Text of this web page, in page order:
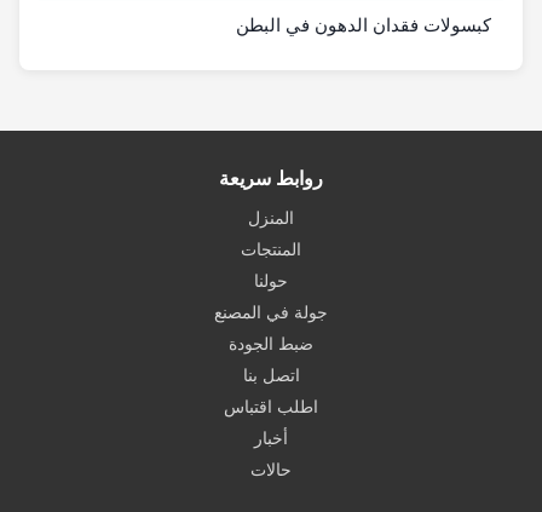
كبسولات فقدان الدهون في البطن
روابط سريعة
المنزل
المنتجات
حولنا
جولة في المصنع
ضبط الجودة
اتصل بنا
اطلب اقتباس
أخبار
حالات